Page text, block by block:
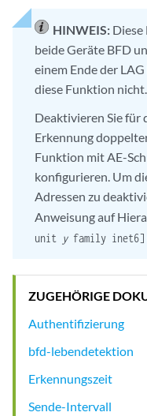
HINWEIS:
beide Geräte BFD
einem Ende der
diese Funktion nicht.
Deaktivieren Sie für
Erkennung
Funktion mit AE-
konfigurieren. Um
Adressen zu
Anweisung auf
unit yfamily inet6]
ZUGEHÖRIGE
Authentifizierung
bfd-lebendetektion
Erkennungszeit
Sende-Intervall